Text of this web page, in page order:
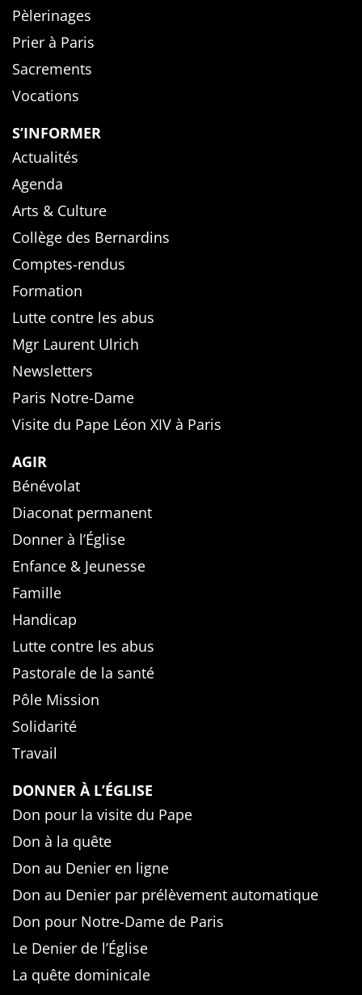
Pèlerinages
Prier à Paris
Sacrements
Vocations
S’INFORMER
Actualités
Agenda
Arts & Culture
Collège des Bernardins
Comptes-rendus
Formation
Lutte contre les abus
Mgr Laurent Ulrich
Newsletters
Paris Notre-Dame
Visite du Pape Léon XIV à Paris
AGIR
Bénévolat
Diaconat permanent
Donner à l’Église
Enfance & Jeunesse
Famille
Handicap
Lutte contre les abus
Pastorale de la santé
Pôle Mission
Solidarité
Travail
DONNER À L’ÉGLISE
Don pour la visite du Pape
Don à la quête
Don au Denier en ligne
Don au Denier par prélèvement automatique
Don pour Notre-Dame de Paris
Le Denier de l’Église
La quête dominicale